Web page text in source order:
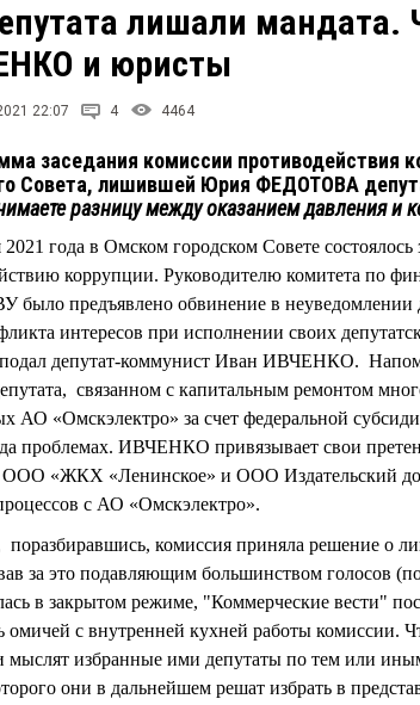
лишали мандата.
и юристы
22:07 4 4464
заседания комиссии противодействия
Совета, лишившей Юрия ФЕДОТОВА
разницу между оказанием давления и
2021 года в Омском городском Совете
коррупции. Руководителю комитета по
предъявлено обвинение в неуведомлении
интересов при исполнении своих
депутат-коммунист Иван ИВЧЕНКО.
связанном с капитальным ремонтом
АО «Омскэлектро» за счет федеральной
проблемах. ИВЧЕНКО привязывает свои
ООО «ЖКХ «Ленинское» и ООО Издательский
с АО «Омскэлектро».
поразбиравшись, комиссия приняла решение о
за это подавляющим большинством голосов
в закрытом режиме, "Коммерческие вести"
омичей с внутренней кухней работы комиссии.
мыслят избранные ими депутаты по тем или
они в дальнейшем решат избрать в